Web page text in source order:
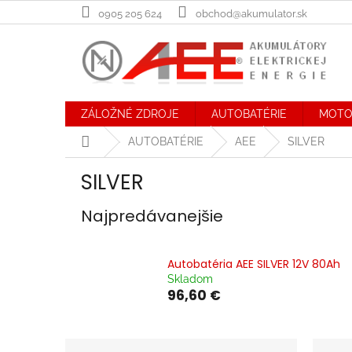
na
0905 205 624 obchod@akumulator.sk
ZÁLOŽNÉ ZDROJE AUTOBATÉRIE
DomovAUTOBATÉRIE AEE SILVER
SILVER
Najpredávanejšie
Autobatéria AEE SILVER 12V 80Ah
Skladom
96,60 €